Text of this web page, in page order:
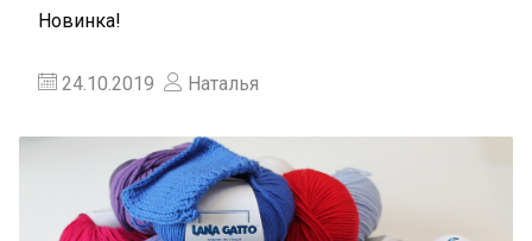
Новинка!
24.10.2019 Наталья